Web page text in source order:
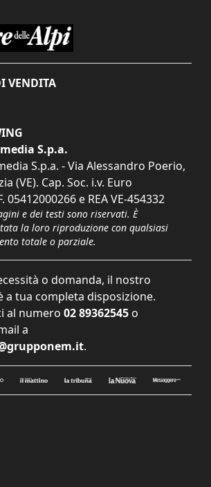
VENDITA
S.p.a.
S.p.a. - Via Alessandro Poerio,
(VE). Cap. Soc. i.v. Euro
05412000266 e REA VE-454332
e dei testi sono riservati. È
la loro riproduzione con qualsiasi
totale o parziale.
o domanda, il nostro
a tua completa disposizione.
al numero 02 89362545 o
a
.